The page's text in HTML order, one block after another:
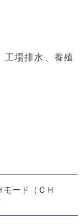
工場排水、養殖
モード（ＣＨ